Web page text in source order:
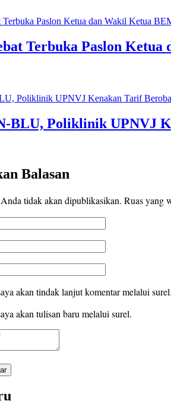
Terbuka Paslon
BLU, Poliklinik UPNVJ
Balasan
tidak akan dipublikasikan. Ruas yang
akan tindak lanjut komentar melalui
akan tulisan baru melalui surel.